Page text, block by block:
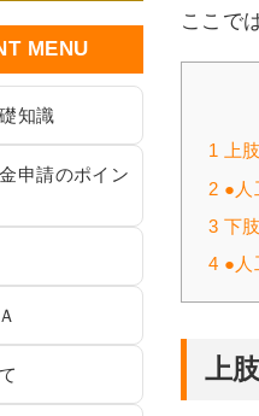
MENU
知識
申請のポイン
ここで
1 上
2 ●人
3 下
4 ●人
上